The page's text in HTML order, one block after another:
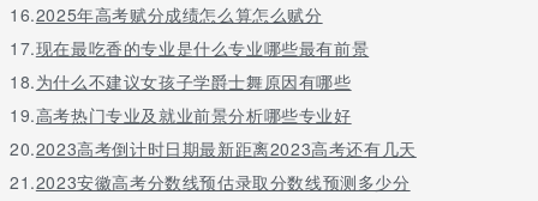
16.2025年高考赋分成绩怎么算怎么赋分
17.现在最吃香的专业是什么专业哪些最有前景
18.为什么不建议女孩子学爵士舞原因有哪些
19.高考热门专业及就业前景分析哪些专业好
20.2023高考倒计时日期最新距离2023高考还有几天
21.2023安徽高考分数线预估录取分数线预测多少分